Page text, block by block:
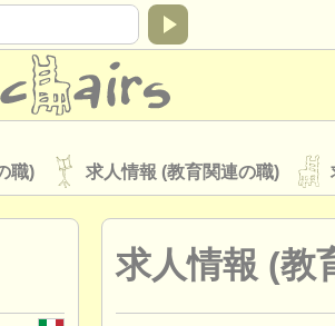
職) 求人情報 (教育関連の職)
れた楽器
求人情報 (教